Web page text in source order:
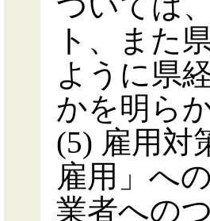
ト、また
ように県
かを明ら
(5) 雇用対
雇用」へ
業者への